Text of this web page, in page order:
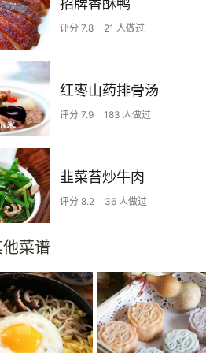
招牌香酥鸭
评分 7.8 21 人做过
红枣山药排骨汤
评分 7.9 183 人做过
韭菜苔炒牛肉
评分 8.2 36 人做过
菜谱